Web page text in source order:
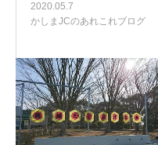
2020.05.7
かしまJCのあれこれブログ